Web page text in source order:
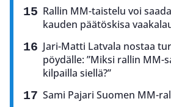
Rallin MM-taistelu voi
kauden päätöskisa
Jari-Matti Latvala nostaa
pöydälle: ”Miksi rallin MM-
kilpailla siellä?”
Sami Pajari Suomen MM-